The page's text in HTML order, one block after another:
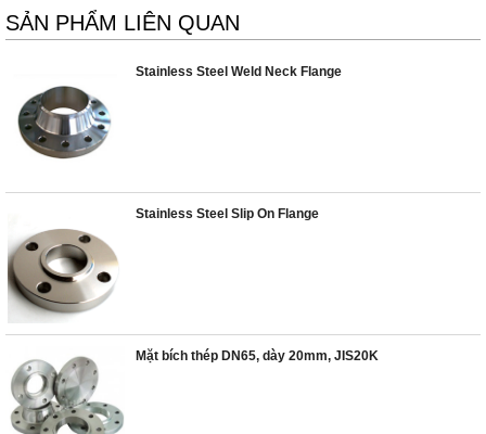
SẢN PHẨM LIÊN QUAN
Stainless Steel Weld Neck Flange
Stainless Steel Slip On Flange
Mặt bích thép DN65, dày 20mm, JIS20K